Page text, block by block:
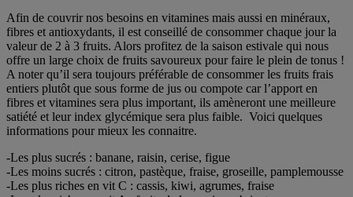
Afin de couvrir nos besoins en vitamines mais aussi en minéraux,
fibres et antioxydants, il est conseillé de consommer chaque jour la
valeur de 2 à 3 fruits. Alors profitez de la saison estivale qui nous
offre un large choix de fruits savoureux pour faire le plein de tonus !
A noter qu’il sera toujours préférable de consommer les fruits frais
entiers plutôt que sous forme de jus ou compote car l’apport en
fibres et vitamines sera plus important, ils amèneront une meilleure
satiété et leur index glycémique sera plus faible. Voici quelques
informations pour mieux les connaitre.
-Les plus sucrés : banane, raisin, cerise, figue
-Les moins sucrés : citron, pastèque, fraise, groseille, pamplemousse
-Les plus riches en vit C : cassis, kiwi, agrumes, fraise